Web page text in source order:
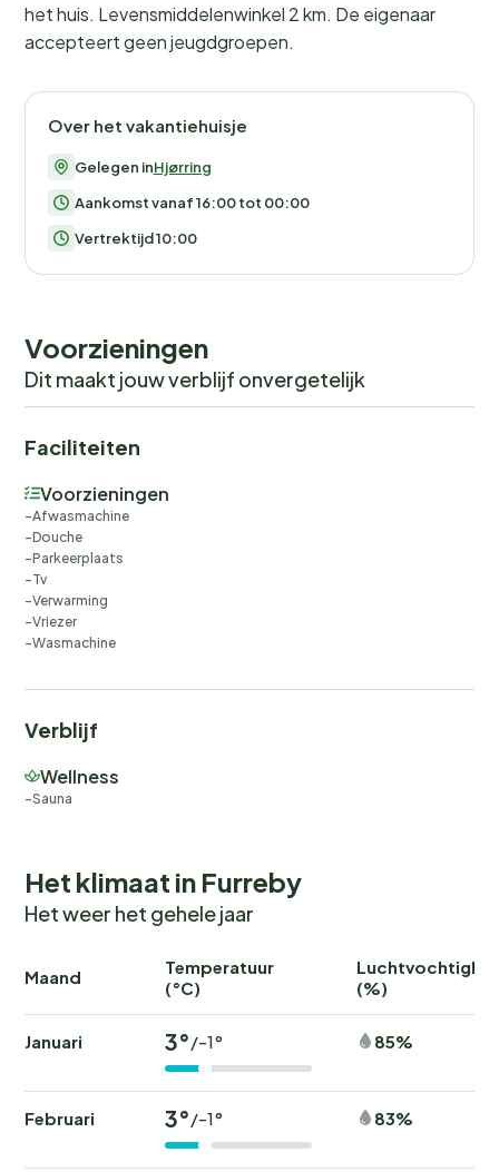
het huis. Levensmiddelenwinkel 2 km. De eigenaar
accepteert geen jeugdgroepen.
Over het vakantiehuisje
Gelegen inHjørring
Aankomst vanaf 16:00 tot 00:00
Vertrektijd 10:00
Voorzieningen
Dit maakt jouw verblijf onvergetelijk
Faciliteiten
Voorzieningen
Afwasmachine
Douche
Parkeerplaats
Tv
Verwarming
Vriezer
Wasmachine
Verblijf
Wellness
Sauna
Het klimaat in Furreby
Het weer het gehele jaar
Maand
Temperatuur
(°C)
(%)
Januari 3°/-1° 85%
Februari 3°/-1° 83%